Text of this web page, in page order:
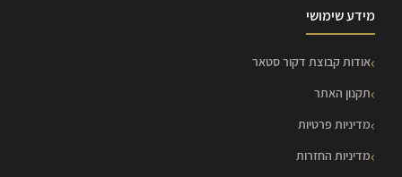
מידע שימושי
אודות קבוצת דקור סטאר
תקנון האתר
מדיניות פרטיות
מדיניות החזרות